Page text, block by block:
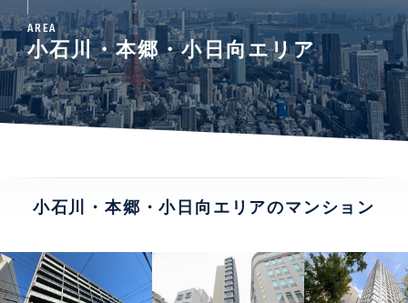
AREA
小石川・本郷・小日向エリア
小石川・本郷・小日向エリアのマンション